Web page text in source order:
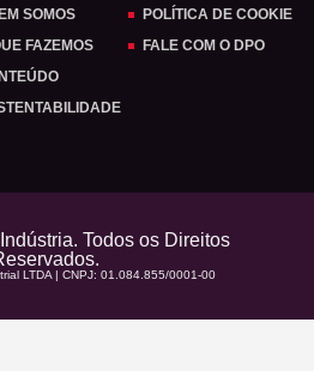
SOMOS
FAZEMOS
POLÍTICA DE COOKIE
FALE COM O DPO
Todos os Direitos
LTDA | CNPJ: 01.084.855/0001-00